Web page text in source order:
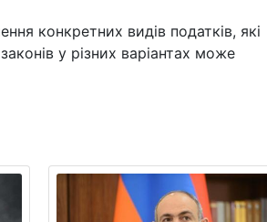
конкретних видів податків, які
у різних варіантах може